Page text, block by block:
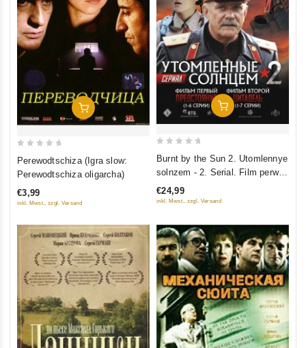
In Den Warenkorb
5
Perewodtschiza (Igra slow:
Perewodtschiza oligarcha)
€3,99
inkl. Mwst., zzgl. Versand
In Den Warenkorb
5
Burnt by the Sun 2. Utomlennye
solnzem - 2. Serial. Film perwyj
- Predstojanie (1-6 serii). Film
wtoroj - Zitadel (1-7 serii) (2
€24,99
inkl. Mwst., zzgl. Versand